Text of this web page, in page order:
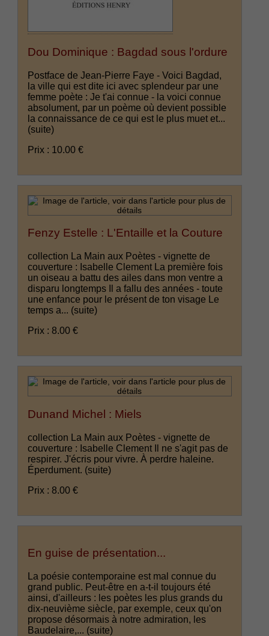
Dou Dominique : Bagdad sous l'ordure
Postface de Jean-Pierre Faye - Voici Bagdad,
la ville qui est dite ici avec splendeur par une
femme poète : Je t'ai connue - la voici connue
absolument, par un poème où devient possible
la connaissance de ce qui est le plus muet et...
(suite)
Prix : 10.00 €
Fenzy Estelle : L'Entaille et la Couture
collection La Main aux Poètes - vignette de
couverture : Isabelle Clement La première fois
un oiseau a battu des ailes dans mon ventre a
disparu longtemps Il a fallu des années - toute
une enfance pour le présent de ton visage Le
temps a... (suite)
Prix : 8.00 €
Dunand Michel : Miels
collection La Main aux Poètes - vignette de
couverture : Isabelle Clement Il ne s'agit pas de
respirer. J'écris pour vivre. À perdre haleine.
Éperdument. (suite)
Prix : 8.00 €
En guise de présentation...
La poésie contemporaine est mal connue du
grand public. Peut-être en a-t-il toujours été
ainsi, d'ailleurs : les poètes les plus grands du
dix-neuvième siècle, par exemple, ceux qu'on
propose désormais à notre admiration, les
Baudelaire,... (suite)